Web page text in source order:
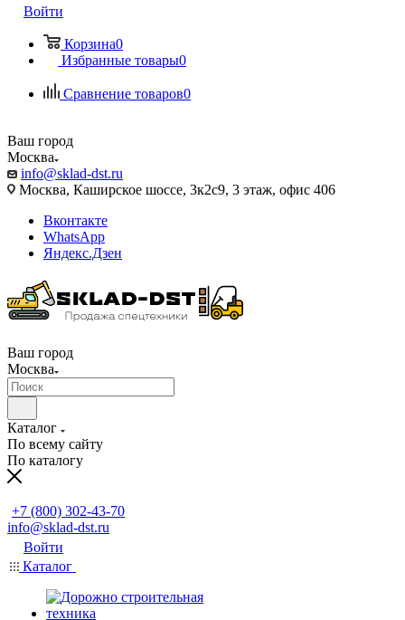
Войти
Корзина0
Избранные товары0
Сравнение товаров0
Ваш город
Москва
info@sklad-dst.ru
Москва, Каширское шоссе, 3к2с9, 3 этаж, офис 406
Вконтакте
WhatsApp
Яндекс.Дзен
Ваш город
Москва
Каталог
По всему сайту
По каталогу
+7 (800) 302-43-70
info@sklad-dst.ru
Войти
Каталог